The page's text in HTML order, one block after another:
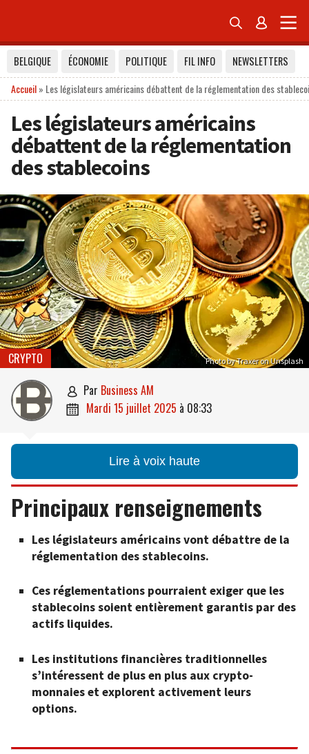
 
BELGIQUE ÉCONOMIE POLITIQUE FIL INFO
NEWSLETTERS
Accueil» Les législateurs américains débattent de la réglementation des
Les législateurs américains
débattent de la réglementation
des stablecoins
Photo by Traxer on Unsplash
CRYPTO
 par Business AM
 mardi 15 juillet 2025 à 08:33
Lire à voix haute
Principaux renseignements
Les législateurs américains vont débattre de la
réglementation des stablecoins.
Ces réglementations pourraient exiger que les
stablecoins soient entièrement garantis par des
actifs liquides.
Les institutions financières traditionnelles
s’intéressent de plus en plus aux crypto-
monnaies et explorent activement leurs
options.